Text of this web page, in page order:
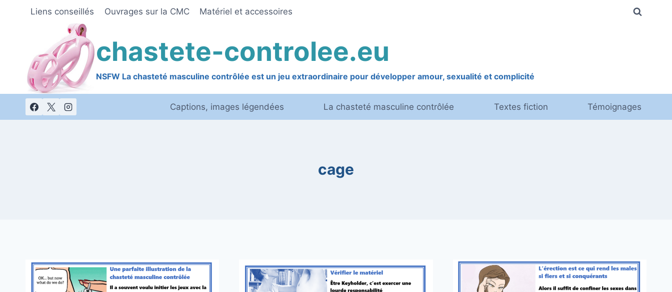
Liens conseillés Ouvrages sur la CMC Matériel et accessoires
chastete-controlee.eu
NSFW La chasteté masculine contrôlée est un jeu extraordinaire pour développer amour, sexualité et complicité
Captions, images légendées La chasteté masculine contrôlée Textes fiction Témoignages
cage